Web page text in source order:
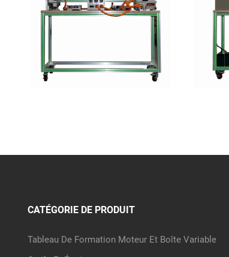
CATÉGORIE DE PRODUIT
Tableau De Formation Moteur Et Boîte Variable